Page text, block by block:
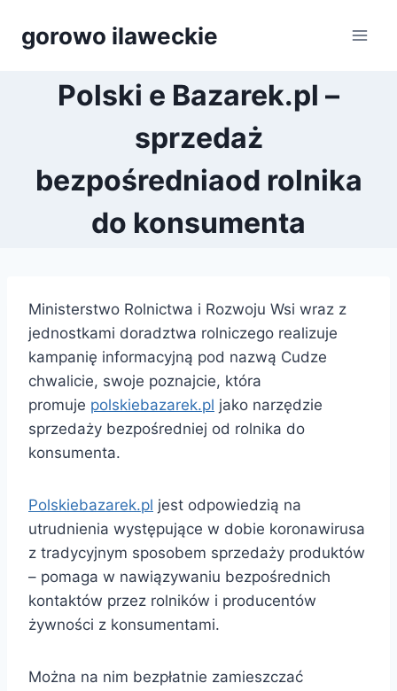
gorowo ilaweckie
Polski e Bazarek.pl –
sprzedaż
bezpośredniaod rolnika
do konsumenta
Ministerstwo Rolnictwa i Rozwoju Wsi wraz z
jednostkami doradztwa rolniczego realizuje
kampanię informacyjną pod nazwą Cudze
chwalicie, swoje poznajcie, która
promuje polskiebazarek.pl jako narzędzie
sprzedaży bezpośredniej od rolnika do
konsumenta.
Polskiebazarek.pl jest odpowiedzią na
utrudnienia występujące w dobie koronawirusa
z tradycyjnym sposobem sprzedaży produktów
– pomaga w nawiązywaniu bezpośrednich
kontaktów przez rolników i producentów
żywności z konsumentami.
Można na nim bezpłatnie zamieszczać